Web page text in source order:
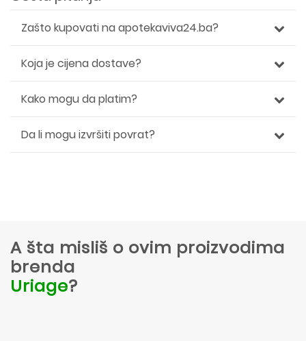
Zašto kupovati na apotekaviva24.ba?
Koja je cijena dostave?
Kako mogu da platim?
Da li mogu izvršiti povrat?
A šta misliš o ovim proizvodima
brenda
Uriage?